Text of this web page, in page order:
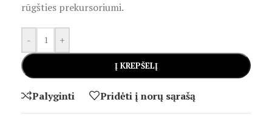
rūgšties prekursoriumi.
- +
Į KREPŠELĮ
Palyginti Pridėti į norų sąrašą